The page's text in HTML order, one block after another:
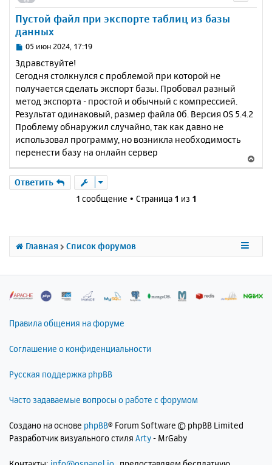
Пустой файл при экспорте таблиц из базы
данных
С
о
б
щ
е
н
е
05 июн 2024, 17:19
Здравствуйте!
Сегодня столкнулся с проблемой при которой не
получается сделать экспорт базы. Пробовал разный
метод экспорта - простой и обычный с компрессией.
Результат одинаковый, размер файла 0б. Версия OS 5.4.2
Проблему обнаружил случайно, так как давно не
использовал программу, но возникла необходимость
перенести базу на онлайн сервер
е
с
н
ч
Ответить
1 сообщение • Страница 1 из 1
Главная Список форумов
Правила общения на форуме
Соглашение о конфиденциальности
Русская поддержка phpBB
Часто задаваемые вопросы о работе с форумом
Создано на основе phpBB® Forum Software © phpBB Limited
Разработчик визуального стиля Arty- MrGaby